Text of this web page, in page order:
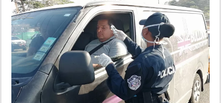
DEPORTES
MUNDO
INSÓLITAS
MULTIMEDIA